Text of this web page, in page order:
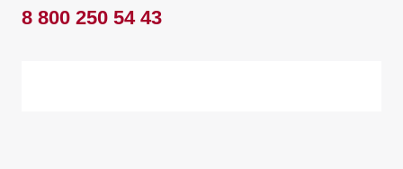
8 800 250 54 43